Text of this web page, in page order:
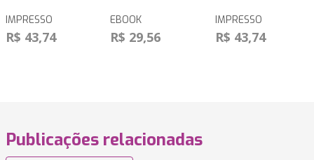
IMPRESSO
R$ 43,74
EBOOK
R$ 29,56
IMPRESSO
R$ 43,74
Publicações relacionadas